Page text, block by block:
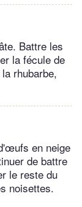
Battre les
la fécule de
rhubarbe,
en neige
de battre
le reste du
noisettes.